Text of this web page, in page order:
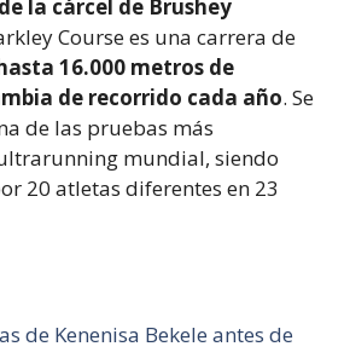
la cárcel de Brushey
Course es una carrera de
16.000 metros de
de recorrido cada año. Se
de las pruebas más
mundial, siendo
20 atletas diferentes en 23
de Kenenisa Bekele antes de